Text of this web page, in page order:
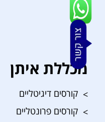
מכללת איתן
קורסים דיגיטליים
קורסים פרונטליים